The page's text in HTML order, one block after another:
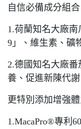
自信必備成分組合
1.荷蘭知名大廠南
9」、維生素、礦
2.德國知名大廠
養、促進新陳代謝
更特別添加增強
1.MacaPro®專利